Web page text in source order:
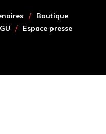
Boutique
Espace presse